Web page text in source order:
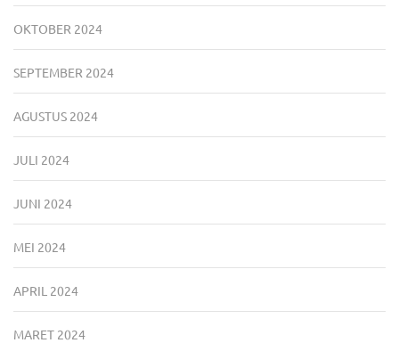
OKTOBER 2024
SEPTEMBER 2024
AGUSTUS 2024
JULI 2024
JUNI 2024
MEI 2024
APRIL 2024
MARET 2024